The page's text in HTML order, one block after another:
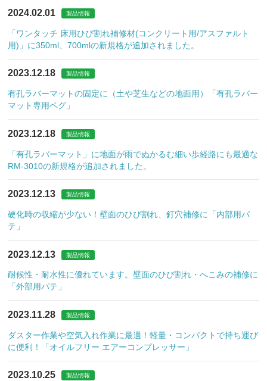
2024.02.01 製品情報
「ワンタッチ 床用ひび割れ補修材(コンクリート用/アスファルト
用)」に350ml、700mlの新規格が追加されました。
2023.12.18 製品情報
有孔ラバーマットの固定に（土や芝生などの地面用）「有孔ラバー
マット専用ペグ」
2023.12.18 製品情報
「有孔ラバーマット」に地面が雨でぬかるむ細い歩経路にも最適な
RM-3010の新規格が追加されました。
2023.12.13 製品情報
硬化時の収縮が少ない！壁面のひび割れ、釘穴補修に「内部用パ
テ」
2023.12.13 製品情報
耐候性・耐水性に優れています。壁面のひび割れ・へこみの補修に
「外部用パテ」
2023.11.28 製品情報
ダスター作業や空気入れ作業に最適！軽量・コンパクトで持ち運び
に便利！「オイルフリー エアーコンプレッサー」
2023.10.25 製品情報